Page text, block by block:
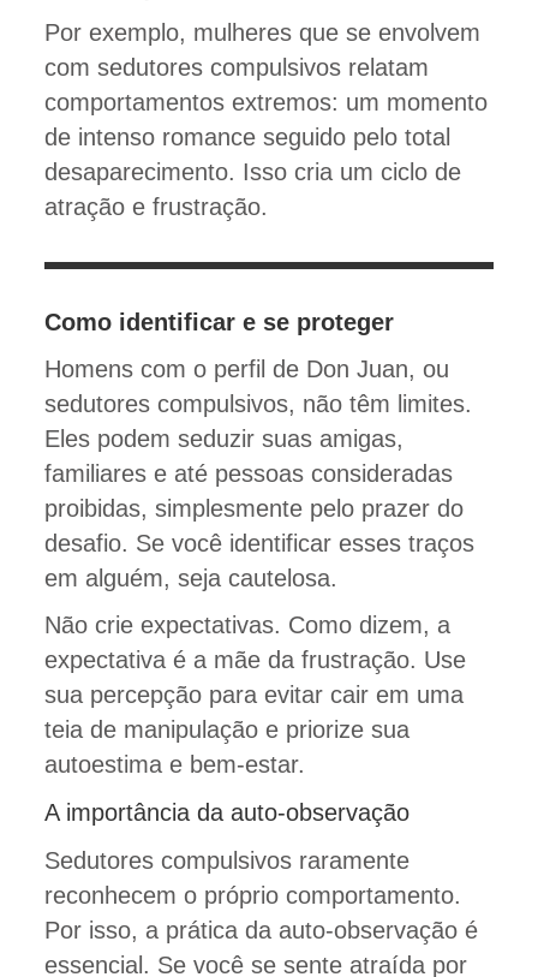
Por exemplo, mulheres que se envolvem
com sedutores compulsivos relatam
comportamentos extremos: um momento
de intenso romance seguido pelo total
desaparecimento. Isso cria um ciclo de
atração e frustração.
Como identificar e se proteger
Homens com o perfil de Don Juan, ou
sedutores compulsivos, não têm limites.
Eles podem seduzir suas amigas,
familiares e até pessoas consideradas
proibidas, simplesmente pelo prazer do
desafio. Se você identificar esses traços
em alguém, seja cautelosa.
Não crie expectativas. Como dizem, a
expectativa é a mãe da frustração. Use
sua percepção para evitar cair em uma
teia de manipulação e priorize sua
autoestima e bem-estar.
A importância da auto-observação
Sedutores compulsivos raramente
reconhecem o próprio comportamento.
Por isso, a prática da auto-observação é
essencial. Se você se sente atraída por